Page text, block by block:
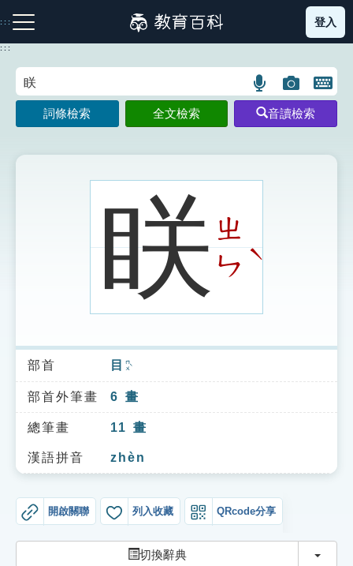
到
主
:::
注音索引圖示 筆畫索引圖示 部首索引表圖示
索引選單
知識索引
單字索引
生命大百科索引
遊戲專區
教學應用
登入
:::
語
言
搜
示
圖
片
搜
開
鍵
圖
詞條檢索 全文檢索 音讀檢索
眹ㄓ
ㄣˋ
部首 目 ㄇㄨˋ
部首外筆畫 6 畫
總筆畫 11 畫
漢語拼音 zhèn
開啟關聯 列入收藏 QRcode分享
切換辭典 切換